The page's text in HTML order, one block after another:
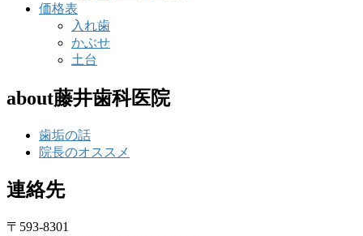
価格表
入れ歯
かぶせ
土台
about藤井歯科医院
歯垢の話
院長のオススメ
連絡先
〒593-8301